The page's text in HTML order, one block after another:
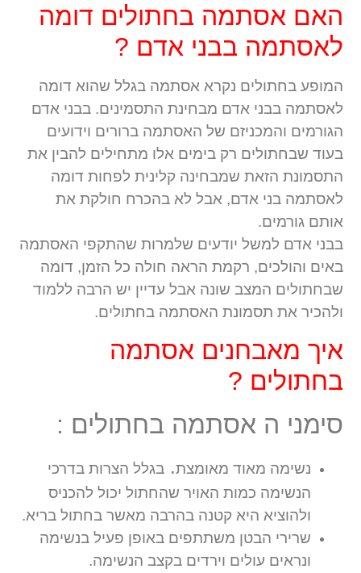
האם אסתמה בחתולים דומה
לאסתמה בבני אדם ?
המופע בחתולים נקרא אסתמה בגלל שהוא דומה
לאסתמה בבני אדם מבחינת התסמינים. בבני אדם
הגורמים והמכניזם של האסתמה ברורים וידועים
בעוד שבחתולים רק בימים אלו מתחילים להבין את
התסמונת הזאת שמבחינה קלינית לפחות דומה
לאסתמה בני אדם, אבל לא בהכרח חולקת את
אותם גורמים.
בבני אדם למשל יודעים שלמרות שהתקפי האסתמה
באים והולכים, רקמת הראה חולה כל הזמן, דומה
שבחתולים המצב שונה אבל עדיין יש הרבה ללמוד
ולהכיר את תסמונת האסתמה בחתולים.
איך מאבחנים אסתמה
בחתולים ?
סימני ה אסתמה בחתולים :
נשימה מאוד מאומצת.בגלל הצרות בדרכי
הנשימה כמות האויר שהחתול יכול להכניס
ולהוציא היא קטנה בהרבה מאשר בחתול בריא.
שרירי הבטן משתתפים באופן פעיל בנשימה
ונראים עולים וירדים בקצב הנשימה.